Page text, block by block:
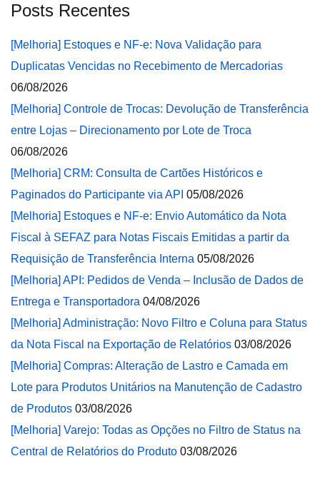
Posts Recentes
[Melhoria] Estoques e NF-e: Nova Validação para
Duplicatas Vencidas no Recebimento de Mercadorias
06/08/2026
[Melhoria] Controle de Trocas: Devolução de Transferência
entre Lojas – Direcionamento por Lote de Troca
06/08/2026
[Melhoria] CRM: Consulta de Cartões Históricos e
Paginados do Participante via API 05/08/2026
[Melhoria] Estoques e NF-e: Envio Automático da Nota
Fiscal à SEFAZ para Notas Fiscais Emitidas a partir da
Requisição de Transferência Interna 05/08/2026
[Melhoria] API: Pedidos de Venda – Inclusão de Dados de
Entrega e Transportadora 04/08/2026
[Melhoria] Administração: Novo Filtro e Coluna para Status
da Nota Fiscal na Exportação de Relatórios 03/08/2026
[Melhoria] Compras: Alteração de Lastro e Camada em
Lote para Produtos Unitários na Manutenção de Cadastro
de Produtos 03/08/2026
[Melhoria] Varejo: Todas as Opções no Filtro de Status na
Central de Relatórios do Produto 03/08/2026